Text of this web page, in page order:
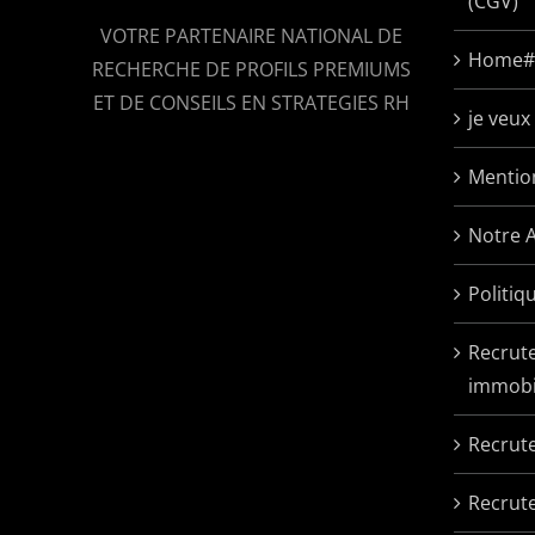
VOTRE PARTENAIRE NATIONAL DE
RECHERCHE DE PROFILS PREMIUMS
ET DE CONSEILS EN STRATEGIES RH
Home#
je
Notre